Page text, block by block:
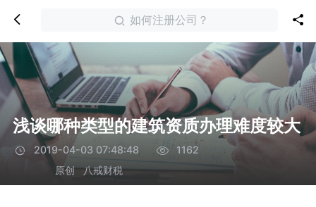
如何注册公司？
浅谈哪种类型的建筑资质办理难度较大
2019-04-03 07:48:48
1162
原创
八戒财税